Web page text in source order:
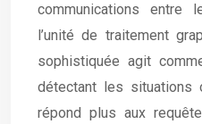
communications entre
l’unité de traitement
sophistiquée agit
détectant les situations
répond plus aux